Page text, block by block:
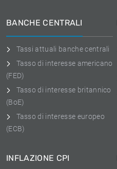
BANCHE CENTRALI
Tassi attuali banche centrali
Tasso di interesse americano
(FED)
Tasso di interesse britannico
(BoE)
Tasso di interesse europeo
(ECB)
INFLAZIONE CPI